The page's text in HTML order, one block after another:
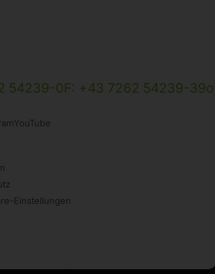
54239-0F: +43 7262 54239-39
YouTube
Einstellungen